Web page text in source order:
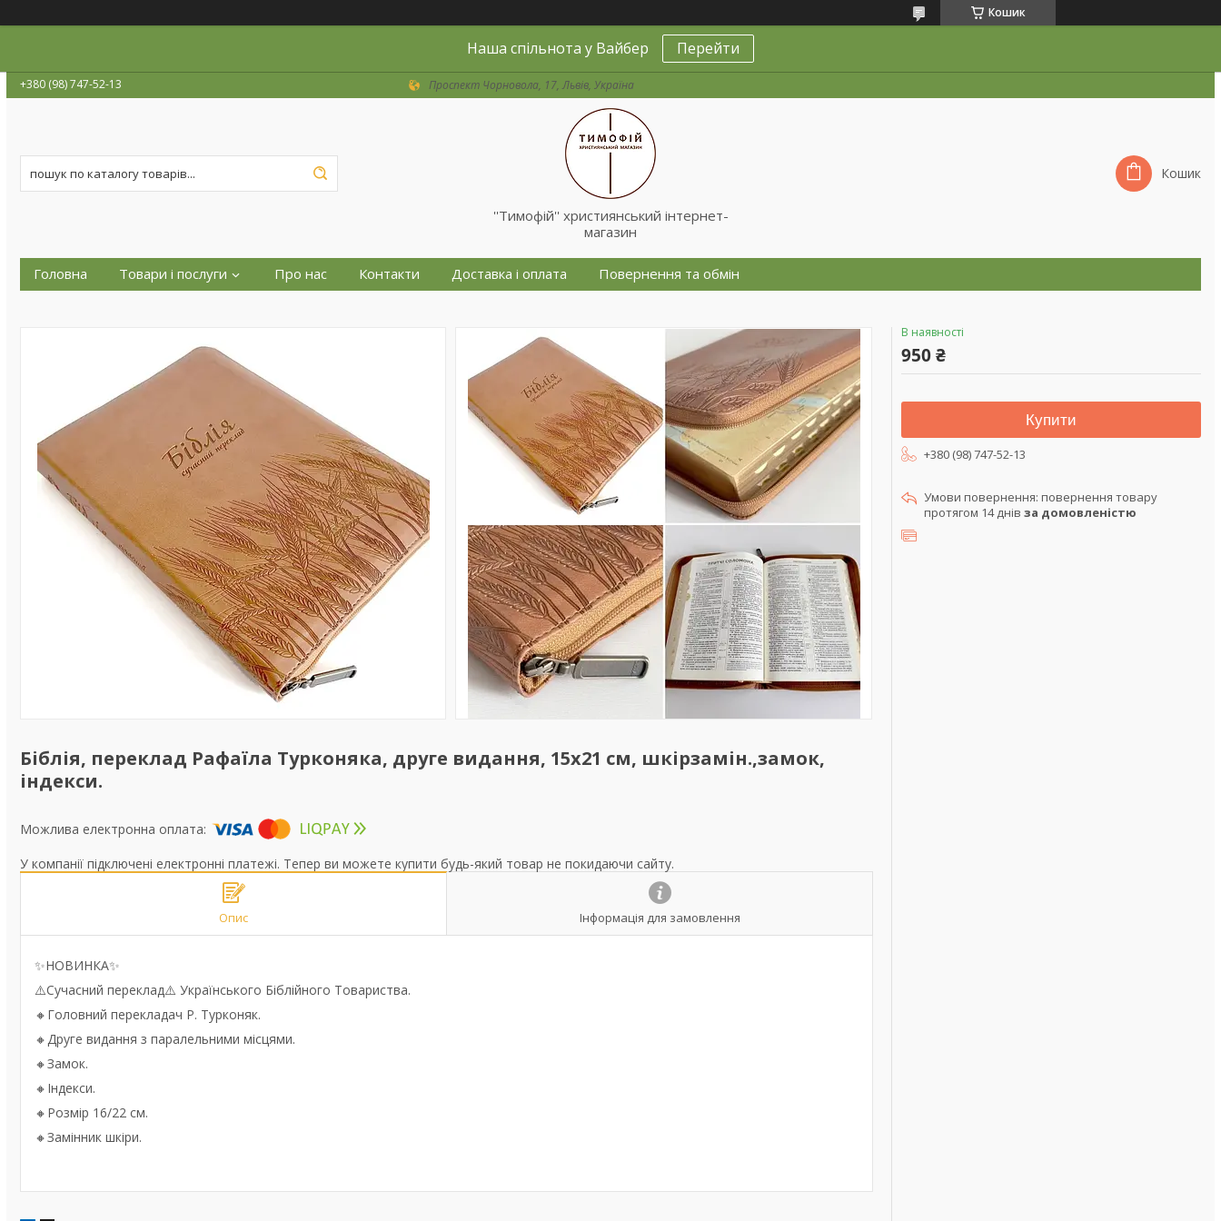
Кошик
Наша спільнота у Вайбер Перейти
+380 (98) 747-52-13 Проспект Чорновола, 17, Львів, Україна
''Тимофій'' християнський інтернет-
магазин
Кошик
Головна Товари і послуги Про нас Контакти Доставка і оплата Повернення та обмін
Біблія, переклад Рафаїла Турконяка, друге видання, 15х21 см, шкірзамін.,замок,
індекси.
У компанії підключені електронні платежі. Тепер ви можете купити будь-який товар не покидаючи сайту.
Опис Інформація для замовлення
✨️НОВИНКА✨️
⚠️Сучасний переклад⚠️ Українського Біблійного Товариства.
🔸Головний перекладач Р. Турконяк.
🔸Друге видання з паралельними місцями.
🔸Замок.
🔸Індекси.
🔸Розмір 16/22 см.
🔸Замінник шкіри.
В наявності
950 ₴
Купити
+380 (98) 747-52-13
повернення товару
протягом 14 днів за домовленістю